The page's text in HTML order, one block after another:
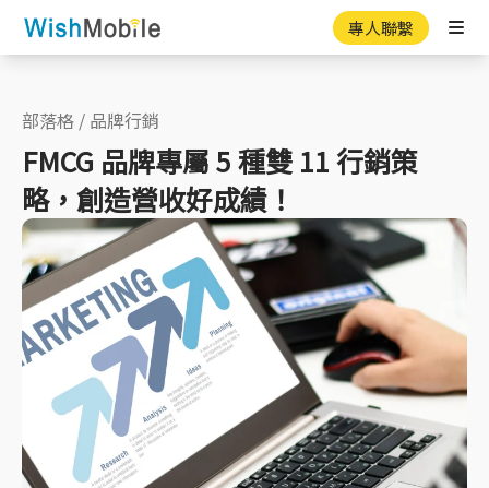
專人聯繫
部落格 / 品牌行銷
FMCG 品牌專屬 5 種雙 11 行銷策
略，創造營收好成績！